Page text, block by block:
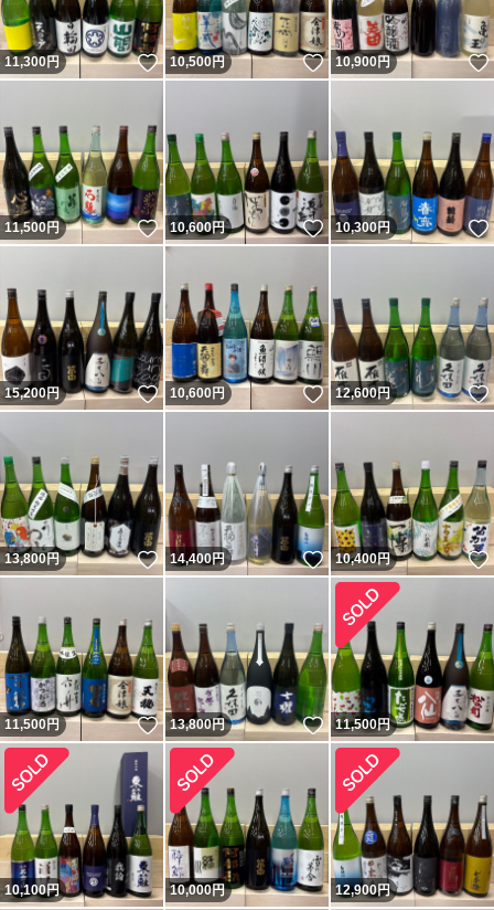
11,300円 いいね！
10,500円 いいね！
10,900円
11,500円 いいね！
10,600円 いいね！
10,300円
15,200円 いいね！
10,600円 いいね！
12,600円
13,800円 いいね！
14,400円 いいね！
10,400円
11,500円 いいね！
13,800円 いいね！
11,500円
10,100円 10,000円 12,900円